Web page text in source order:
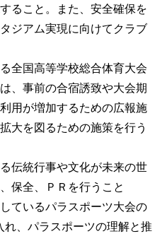
ること。また、安全確保を
ジアム実現に向けてクラブ
全国高等学校総合体育大会
、事前の合宿誘致や大会期
用が増加するための広報施
大を図るための施策を行う
伝統行事や文化が未来の世
保全、ＰＲを行うこと
ているパラスポーツ大会の
、パラスポーツの理解と推